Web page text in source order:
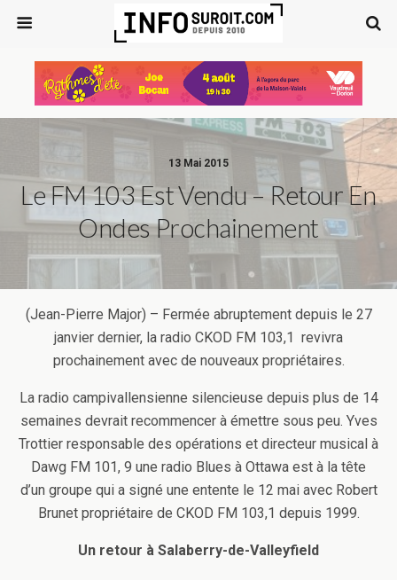
13 Mai 2015
Le FM 103 Est Vendu – Retour En
Ondes Prochainement
(Jean-Pierre Major) – Fermée abruptement depuis le 27
janvier dernier, la radio CKOD FM 103,1 revivra
prochainement avec de nouveaux propriétaires.
La radio campivallensienne silencieuse depuis plus de 14
semaines devrait recommencer à émettre sous peu. Yves
Trottier responsable des opérations et directeur musical à
Dawg FM 101, 9 une radio Blues à Ottawa est à la tête
d’un groupe qui a signé une entente le 12 mai avec Robert
Brunet propriétaire de CKOD FM 103,1 depuis 1999.
Un retour à Salaberry-de-Valleyfield